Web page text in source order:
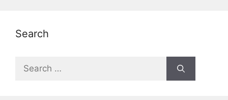
Search
Search